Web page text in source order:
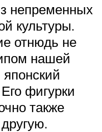
непременных
культуры.
отнюдь не
нашей
фигурки
также